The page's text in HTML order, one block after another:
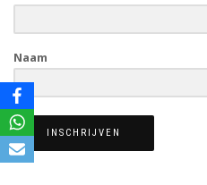
Naam
INSCHRIJVEN